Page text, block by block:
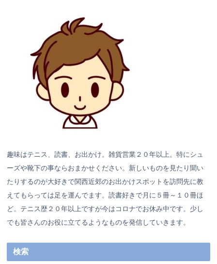
趣味はテニス、読書、お出かけ。雑貨営業２０年以上。特にシュ
ーズや靴下の事ならおまかせください。新しいものを見たり聞い
たりするのが大好きで関西近郊のお出かけスポットを訪問先に教
えてもらっては足を運んでます。読書好きで月に５冊～１０冊ほ
ど。テニス歴２０年以上ですが今はコロナでお休み中です。少し
でも皆さんのお役に立てるようなものを発信していきます。
検索